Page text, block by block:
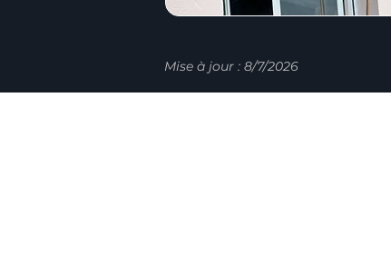
Mise à jour : 8/7/2026